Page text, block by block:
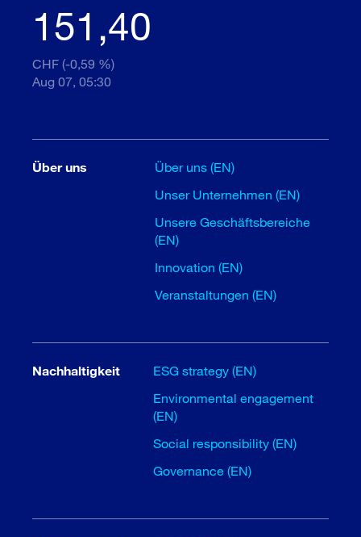
151,40
CHF (-0,59 %)
Aug 07, 05:30
Über uns
Über uns (EN)
Unser Unternehmen (EN)
Unsere Geschäftsbereiche
(EN)
Innovation (EN)
Veranstaltungen (EN)
Nachhaltigkeit
ESG strategy (EN)
Environmental engagement
(EN)
Social responsibility (EN)
Governance (EN)